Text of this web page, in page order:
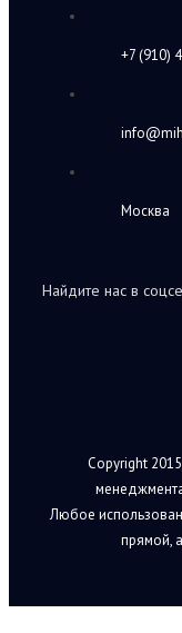
+7 (910)
Москва
Найдите нас в
Copyright
Любое
прямой,